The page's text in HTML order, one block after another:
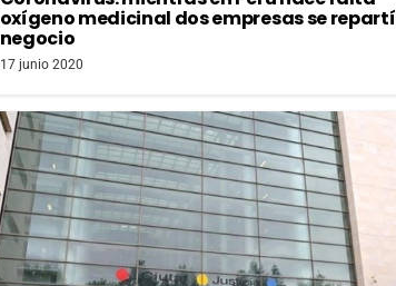
oxígeno medicinal dos empresas se
negocio
17 junio 2020